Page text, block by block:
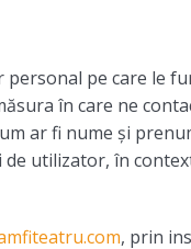
pe care le
în care ne
ar fi nume şi
utilizator, în
, prin